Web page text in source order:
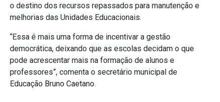
o destino dos recursos repassados para manutenção e
melhorias das Unidades Educacionais.
“Essa é mais uma forma de incentivar a gestão
democrática, deixando que as escolas decidam o que
pode acrescentar mais na formação de alunos e
professores”, comenta o secretário municipal de
Educação Bruno Caetano.